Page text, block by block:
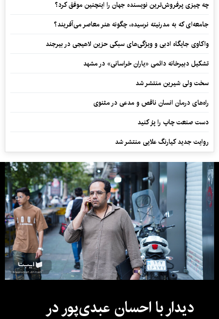
چه چیزی پرفروش‌ترین نویسنده جهان را اینچنین موفق کرد؟
جامعه‌ای که به مدرنیته نرسیده، چگونه هنر معاصر می‌آفریند؟
واکاوی جایگاه ادبی و ویژگی‌های سبکی حزین لاهیجی در بیرجند
تشکیل دبیرخانه دائمی «یاران خراسانی» در مشهد
سخت ولی شیرین منتشر شد
راه‌های درمان انسان ناقص و مدعی در مثنوی
دست صنعت چاپ را پرُ کنید
روایت جدید کیارنگ علایی منتشر شد
دیدار با احسان عبدی‌پور در